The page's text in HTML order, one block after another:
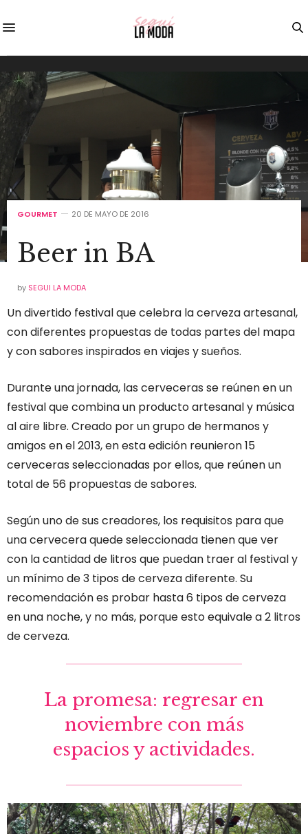
GOURMET 20 DE MAYO DE 2016
Beer in BA
by SEGUI LA MODA
Un divertido festival que celebra la cerveza artesanal,
con diferentes propuestas de todas partes del mapa
y con sabores inspirados en viajes y sueños.
Durante una jornada, las cerveceras se reúnen en un
festival que combina un producto artesanal y música
al aire libre. Creado por un grupo de hermanos y
amigos en el 2013, en esta edición reunieron 15
cerveceras seleccionadas por ellos, que reúnen un
total de 56 propuestas de sabores.
Según uno de sus creadores, los requisitos para que
una cervecera quede seleccionada tienen que ver
con la cantidad de litros que puedan traer al festival y
un mínimo de 3 tipos de cerveza diferente. Su
recomendación es probar hasta 6 tipos de cerveza
en una noche, y no más, porque esto equivale a 2 litros
de cerveza.
La promesa: regresar en
noviembre con más
espacios y actividades.